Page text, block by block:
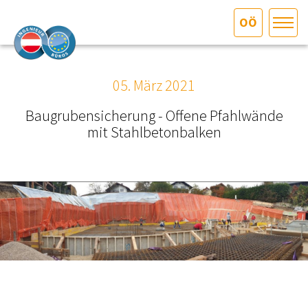
OÖ
DAS INGENIEURBÜRO
INTERESSEN­VERTRETUNG
MITGLIEDER­VERZEICHNIS
SERVICE
05. März 2021
Baugrubensicherung - Offene Pfahlwände
mit Stahlbetonbalken